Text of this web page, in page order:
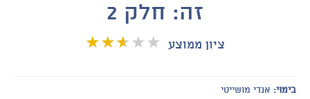
זה: חלק 2
ציון ממוצע
בימוי: אנדי מושייטי